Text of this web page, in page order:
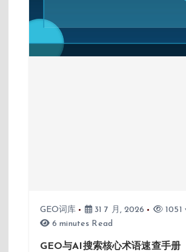
GEO词库 31 7 月, 2026
1051
6 minutes Read
GEO与AI搜索核心术语速查手册